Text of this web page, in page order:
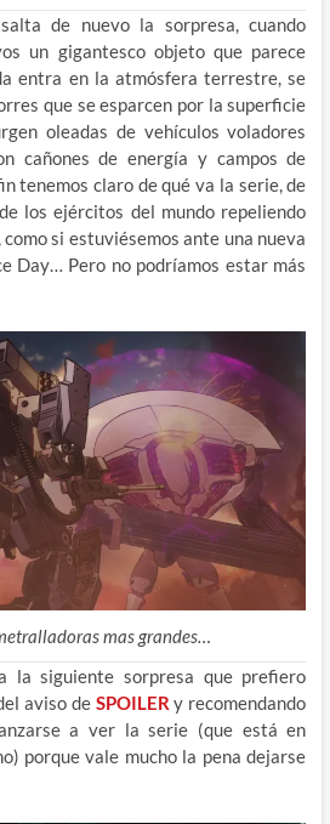
de nuevo la sorpresa, cuando
un gigantesco objeto que parece
entra en la atmósfera terrestre, se
que se esparcen por la superficie
oleadas de vehículos voladores
cañones de energía y campos de
tenemos claro de qué va la serie, de
los ejércitos del mundo repeliendo
si estuviésemos ante una nueva
Day… Pero no podríamos estar más
mas grandes…
la siguiente sorpresa que prefiero
aviso de SPOILER y recomendando
a ver la serie (que está en
porque vale mucho la pena dejarse